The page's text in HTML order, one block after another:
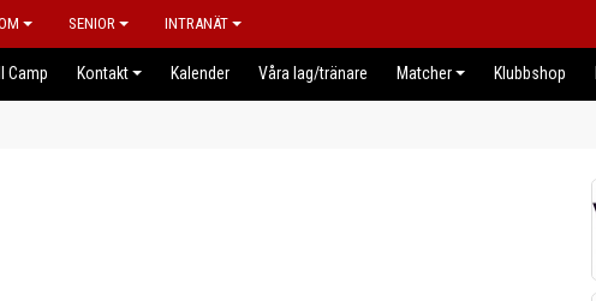
SENIOR INTRANÄT
Camp Kontakt Kalender Våra lag/tränare Matcher Klubbshop